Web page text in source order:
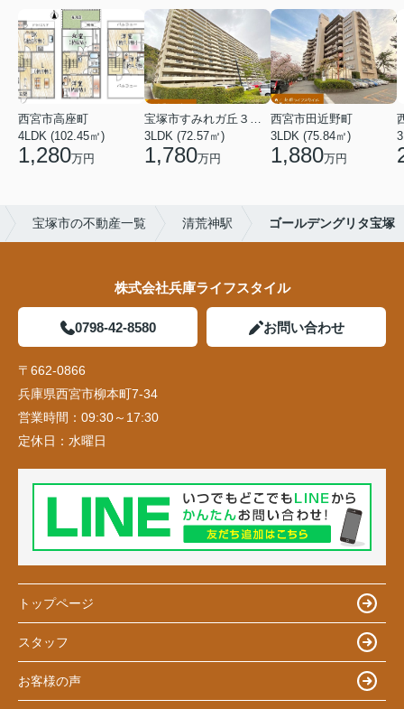
西宮市高座町
4LDK (102.45㎡)
1,280万円
宝塚市すみれガ丘３丁目
3LDK (72.57㎡)
1,780万円
西宮市田近野町
3LDK (75.84㎡)
1,880万円
宝塚市の不動産一覧 清荒神駅 ゴールデングリタ宝塚
株式会社兵庫ライフスタイル
0798-42-8580 お問い合わせ
〒662-0866
兵庫県西宮市柳本町7-34
営業時間： 09:30～17:30
定休日： 水曜日
トップページ
スタッフ
お客様の声